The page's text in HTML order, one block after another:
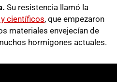
Su resistencia llamó la
científicos, que empezaron
materiales envejecían de
hormigones actuales.